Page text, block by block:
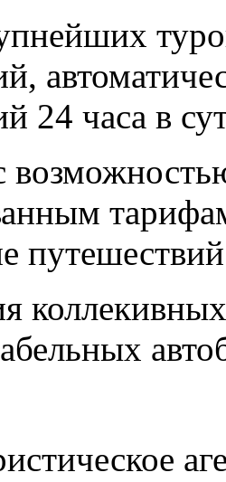
24 часа в